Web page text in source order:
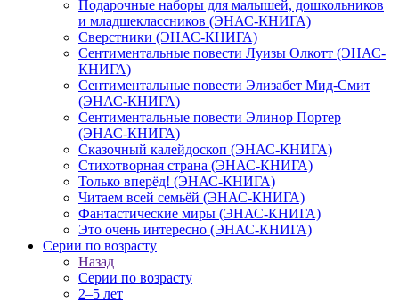
Подарочные наборы для малышей, дошкольников
и младшеклассников (ЭНАС-КНИГА)
Сверстники (ЭНАС-КНИГА)
Сентиментальные повести Луизы Олкотт (ЭНАС-
КНИГА)
Сентиментальные повести Элизабет Мид-Смит
(ЭНАС-КНИГА)
Сентиментальные повести Элинор Портер
(ЭНАС-КНИГА)
Сказочный калейдоскоп (ЭНАС-КНИГА)
Стихотворная страна (ЭНАС-КНИГА)
Только вперёд! (ЭНАС-КНИГА)
Читаем всей семьёй (ЭНАС-КНИГА)
Фантастические миры (ЭНАС-КНИГА)
Это очень интересно (ЭНАС-КНИГА)
Серии по возрасту
Назад
Серии по возрасту
2–5 лет